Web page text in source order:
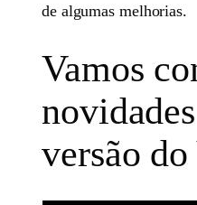
de algumas melhorias.
Vamos
versão